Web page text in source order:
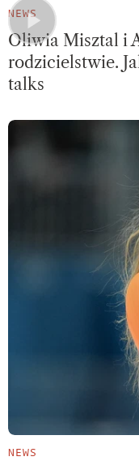
NEWS
Oliwia Misztal i
rodzicielstwie.
talks
NEWS